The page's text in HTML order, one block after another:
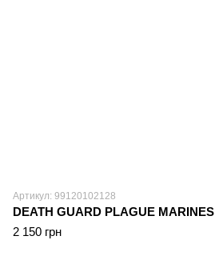
Артикул: 99120102128
DEATH GUARD PLAGUE MARINES
2 150 грн